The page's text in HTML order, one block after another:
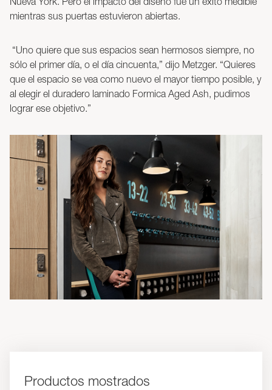
mientras sus puertas estuvieron abiertas.
“Uno quiere que sus espacios sean hermosos siempre, no
sólo el primer día, o el día cincuenta,” dijo Metzger. “Quieres
que el espacio se vea como nuevo el mayor tiempo posible, y
al elegir el duradero laminado Formica Aged Ash, pudimos
lograr ese objetivo.”
Productos mostrados